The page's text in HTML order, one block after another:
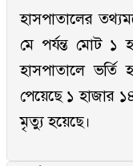
হাসপাতালের
মে পর্যন্ত মোট ১
হাসপাতালে ভর্তি
পেয়েছে ১ হাজার
মৃত্যু হয়েছে।